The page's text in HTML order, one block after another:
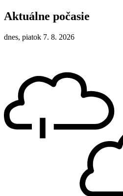
Aktuálne počasie
dnes, piatok 7. 8. 2026